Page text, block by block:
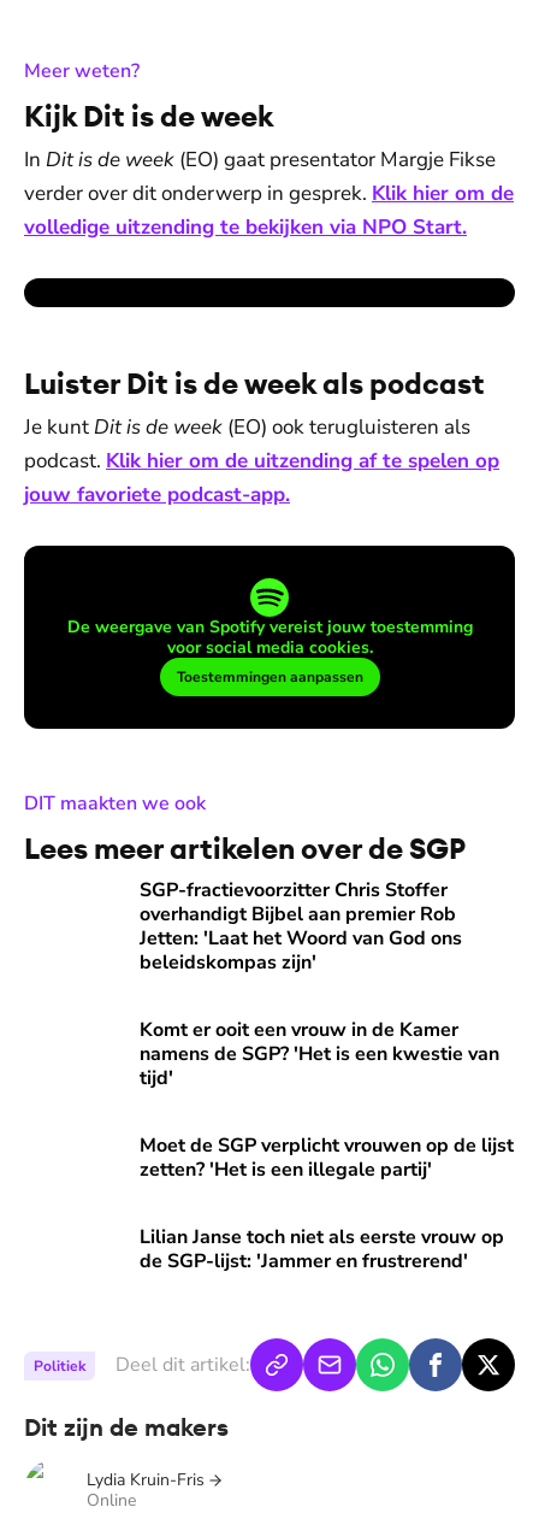
Meer weten?:
Kijk Dit is de week
In Dit is de week (EO) gaat presentator Margje Fikse
verder over dit onderwerp in gesprek. Klik hier om de
volledige uitzending te bekijken via NPO Start.
Luister Dit is de week als podcast
Je kunt Dit is de week (EO) ook terugluisteren als
podcast. Klik hier om de uitzending af te spelen op
jouw favoriete podcast-app.
De weergave van Spotify vereist jouw toestemming
voor social media cookies.
Toestemmingen aanpassen
DIT maakten we ook:
Lees meer artikelen over de SGP
SGP-fractievoorzitter Chris Stoffer
overhandigt Bijbel aan premier Rob
Jetten: 'Laat het Woord van God ons
beleidskompas zijn'
SGP-fractievoorzitter Chris Stoffer overhandigt Bijbel
Komt er ooit een vrouw in de Kamer
namens de SGP? 'Het is een kwestie van
tijd'
Komt er ooit een vrouw in de Kamer namens de SGP?
Moet de SGP verplicht vrouwen op de lijst
zetten? 'Het is een illegale partij'
Moet de SGP verplicht vrouwen op de lijst zetten? 'Het is
Lilian Janse toch niet als eerste vrouw op
de SGP-lijst: 'Jammer en frustrerend'
Lilian Janse toch niet als eerste vrouw op de SGP-lijst:
Politiek Deel dit artikel:
Dit zijn de makers
Lydia Kruin-Fris
Online